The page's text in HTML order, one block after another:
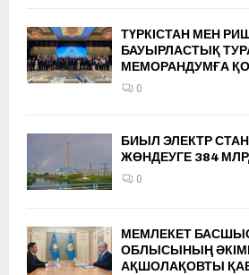
ТҮРКІСТАН МЕН
БАУЫРЛАСТЫҚ
МЕМОРАНДУМҒА
0
БИЫЛ ЭЛЕКТР
ЖӨНДЕУГЕ 384
0
МЕМЛЕКЕТ
ОБЛЫСЫНЫҢ
АҚШОЛАҚОВТЫ